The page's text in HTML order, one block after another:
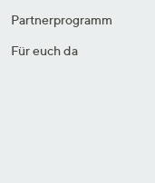
Partnerprogramm
Für euch da